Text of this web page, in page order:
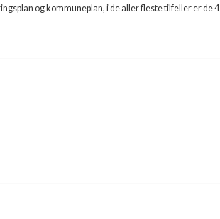
og kommuneplan, i de aller fleste tilfeller er de 4